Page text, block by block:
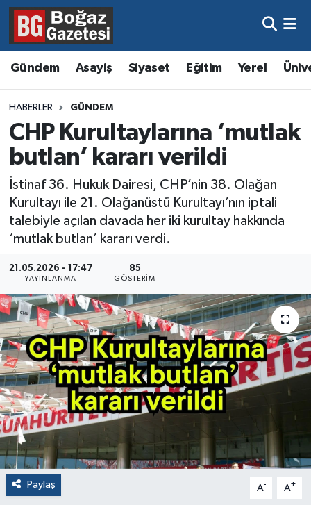
Gündem Asayiş Siyaset Eğitim Yerel
HABERLER GÜNDEM
CHP Kurultaylarına ‘mutlak
butlan’ kararı verildi
İstinaf 36. Hukuk Dairesi, CHP’nin 38. Olağan
Kurultayı ile 21. Olağanüstü Kurultayı’nın iptali
talebiyle açılan davada her iki kurultay hakkında
‘mutlak butlan’ kararı verdi.
21.05.2026 - 17:47
YAYINLANMA
85
GÖSTERIM
Paylaş A- A+
Asayiş
Eğitim
Ekonomi
Gündem
Magazin
Resmi İlanlar
Sağlık
Hava Durumu
Trafik Durumu
Süper Lig Puan Durumu ve Fikstür
Tüm Manşetler
Haber Arşivi